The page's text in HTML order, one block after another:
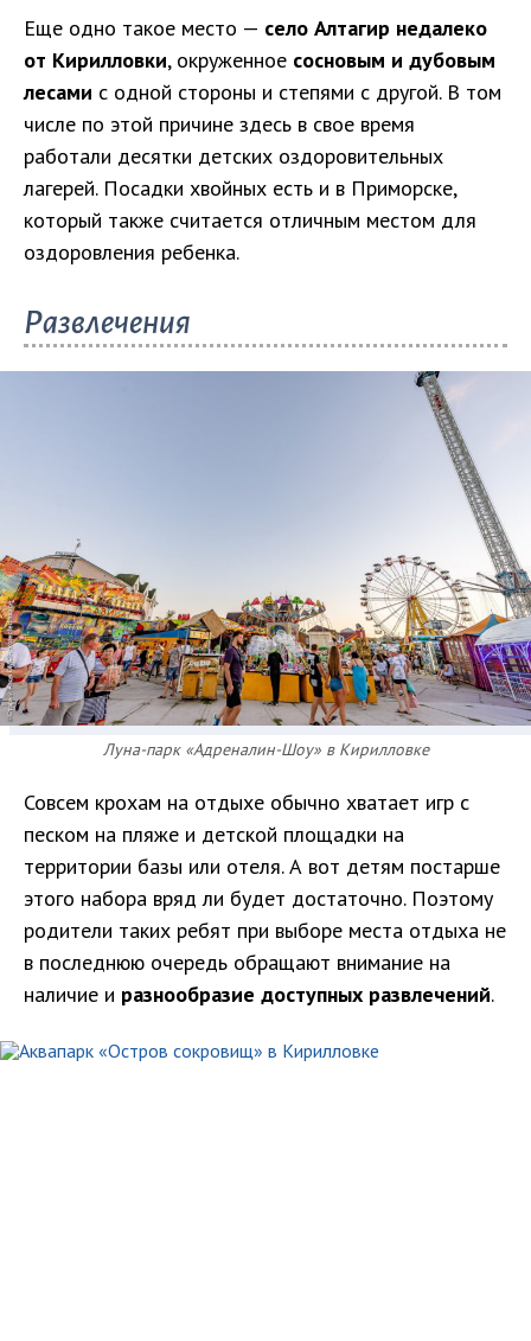
Еще одно такое место — село Алтагир недалеко
от Кирилловки, окруженное сосновым и дубовым
лесами с одной стороны и степями с другой. В том
числе по этой причине здесь в свое время
работали десятки детских оздоровительных
лагерей. Посадки хвойных есть и в Приморске,
который также считается отличным местом для
оздоровления ребенка.
Развлечения
Луна-парк «Адреналин-Шоу» в Кирилловке
Совсем крохам на отдыхе обычно хватает игр с
песком на пляже и детской площадки на
территории базы или отеля. А вот детям постарше
этого набора вряд ли будет достаточно. Поэтому
родители таких ребят при выборе места отдыха не
в последнюю очередь обращают внимание на
наличие и разнообразие доступных развлечений.